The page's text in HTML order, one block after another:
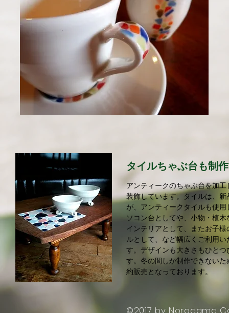
タイルちゃぶ台も制
アンティークのちゃぶ台を加
装飾しています。タイルは、
が、アンティークタイルも使
ソコン台としてや、小物・植
インテリアとして、またお子
ルとして、など幅広くご利用
す。デザインも大きさもひと
す。冬の間しか制作できない
約販売となっております。
©2017 by Noragama